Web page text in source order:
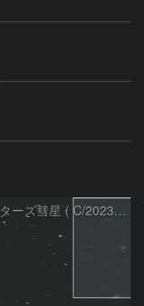
パンスターズ彗星 ( C/2023R1 ) ：2026/07/08